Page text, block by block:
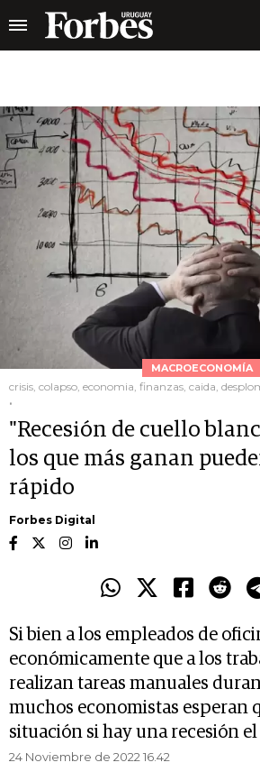
MACROECONOMÍA
crisis, colapso, economia, finanzas, caida,
.
"Recesión de cuello
los que más ganan
rápido
Forbes Digital
Si bien a los empleados de
económicamente que a los
realizan tareas manuales
muchos economistas esperan
situación si hay una recesión
24 Noviembre de 2022 16.42